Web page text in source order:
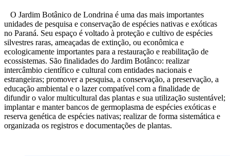
O Jardim Botânico de Londrina é uma das mais importantes
unidades de pesquisa e conservação de espécies nativas e exóticas
no Paraná. Seu espaço é voltado à proteção e cultivo de espécies
silvestres raras, ameaçadas de extinção, ou econômica e
ecologicamente importantes para a restauração e reabilitação de
ecossistemas. São finalidades do Jardim Botânco: realizar
intercâmbio científico e cultural com entidades nacionais e
estrangeiras; promover a pesquisa, a conservação, a preservação, a
educação ambiental e o lazer compatível com a finalidade de
difundir o valor multicultural das plantas e sua utilização sustentável;
implantar e manter bancos de germoplasma de espécies exóticas e
reserva genética de espécies nativas; realizar de forma sistemática e
organizada os registros e documentações de plantas.